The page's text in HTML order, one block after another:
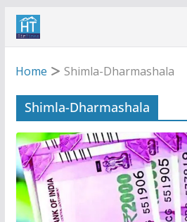
Skip
Home
Shimla-Dharmashala
Shimla-Dharmashala